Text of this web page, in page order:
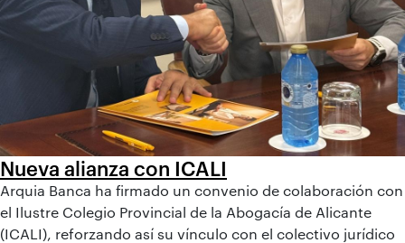
Nueva alianza con ICALI
Arquia Banca ha firmado un convenio de colaboración con
el Ilustre Colegio Provincial de la Abogacía de Alicante
(ICALI), reforzando así su vínculo con el colectivo jurídico